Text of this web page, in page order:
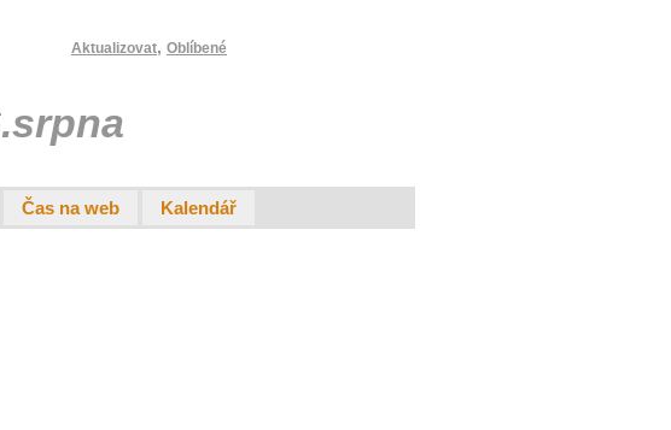
Aktualizovat, Oblíbené
Čas na web Kalendář